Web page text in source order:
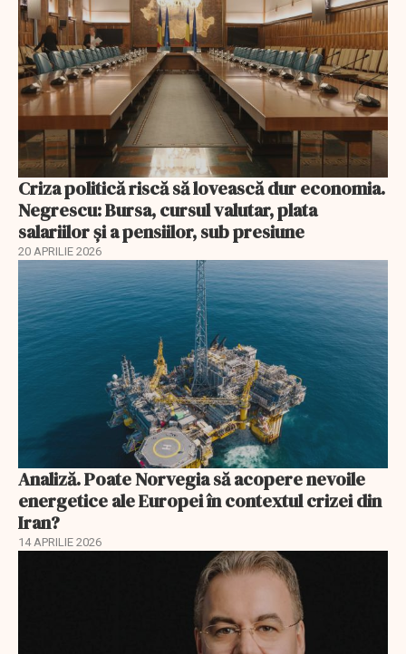
Criza politică riscă să lovească dur economia.
Negrescu: Bursa, cursul valutar, plata
salariilor şi a pensiilor, sub presiune
20 APRILIE 2026
Analiză. Poate Norvegia să acopere nevoile
energetice ale Europei în contextul crizei din
Iran?
14 APRILIE 2026